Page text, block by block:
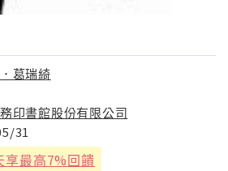
葛瑞綺
印書館股份有限公司
31
享最高7%回饋